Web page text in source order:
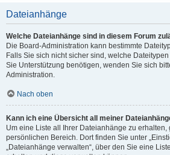
Dateianhänge
Welche Dateianhänge sind in diesem Forum
Die Board-Administration kann bestimmte
Falls Sie sich nicht sicher sind, welche
Sie Unterstützung benötigen, wenden Sie sich
Administration.
Nach oben
Kann ich eine Übersicht all meiner
Um eine Liste all Ihrer Dateianhänge zu erhalten,
persönlichen Bereich. Dort finden Sie unter
„Dateianhänge verwalten“, über den Sie eine